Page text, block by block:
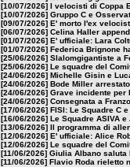
[10/07/2026] I velocisti di Coppa
[10/07/2026] Gruppo C e
[09/07/2026] E' morto l'ex
[06/07/2026] Celina Haller
[01/07/2026] E' ufficiale: Lara
[01/07/2026] Federica Brignone
[25/06/2026] Slalomgigantiste a
[25/06/2026] Le squadre del
[24/06/2026] Michelle Gisin e
[24/06/2026] Bode Miller
[24/06/2026] Grave incidente per
[24/06/2026] Consegnata a
[17/06/2026] FISI: Le Squadre C
[16/06/2026] Le Squadre ASIVA
[13/06/2026] Il programma di
[12/06/2026] E' ufficiale: Alice
[12/06/2026] Le squadre del
[11/06/2026] Giulia Albano saluta
[11/06/2026] Flavio Roda rieletto